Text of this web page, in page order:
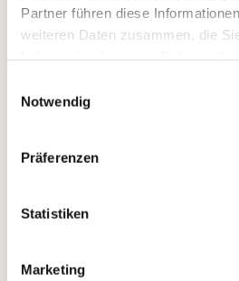
Partner führen diese
weiteren Daten zusammen, die
Notwendig
Präferenzen
Statistiken
Marketing
Dies könnte